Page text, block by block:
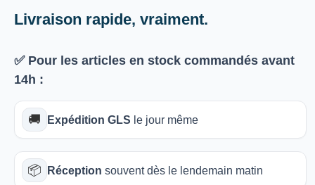
Livraison rapide, vraiment.
✅ Pour les articles en stock commandés avant
14h :
🚚 Expédition GLS le jour même
📦 Réception souvent dès le lendemain matin